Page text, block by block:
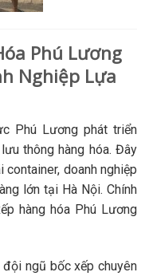
Phú Lương
Nghiệp Lựa
Phú Lương phát triển
thông hàng hóa. Đây
doanh nghiệp
lớn tại Hà Nội. Chính
hàng hóa Phú Lương
ngũ bốc xếp chuyên